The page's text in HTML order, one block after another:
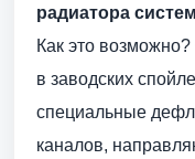
радиатора
Как это
в заводских
специальные
каналов,